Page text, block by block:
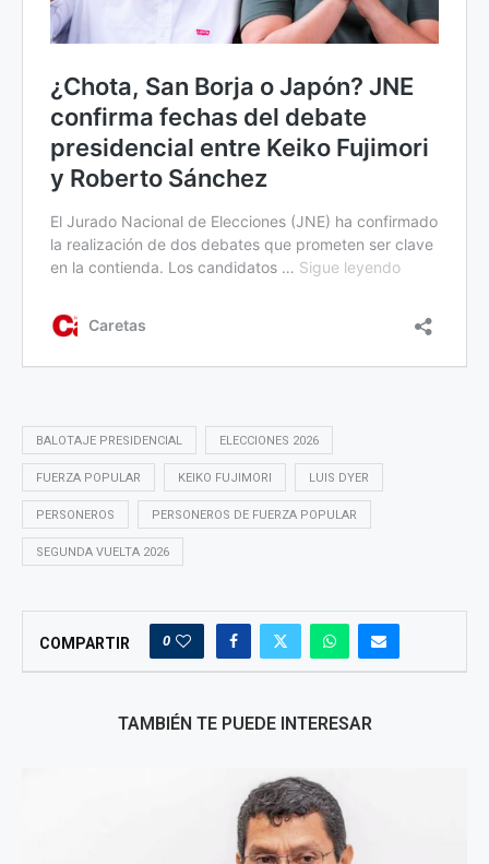
BALOTAJE PRESIDENCIAL ELECCIONES 2026
FUERZA POPULAR KEIKO FUJIMORI LUIS DYER
PERSONEROS PERSONEROS DE FUERZA POPULAR
SEGUNDA VUELTA 2026
COMPARTIR 0
TAMBIÉN TE PUEDE INTERESAR